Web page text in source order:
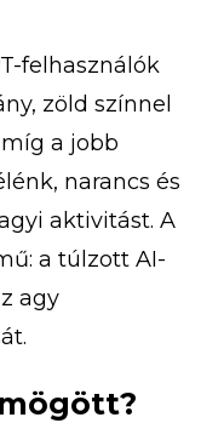
felhasználók
zöld színnel
a jobb
narancs és
aktivitást. A
a túlzott AI-
agy